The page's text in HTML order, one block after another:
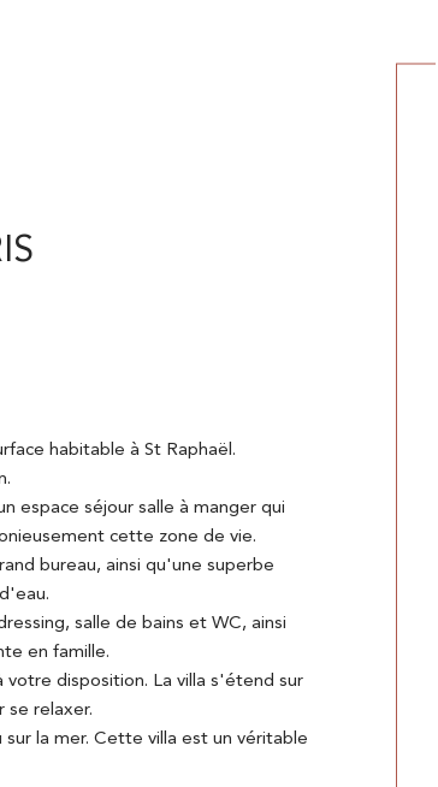
habitable à St Raphaël.
espace séjour salle à manger qui
cette zone de vie.
bureau, ainsi qu'une superbe
salle de bains et WC, ainsi
en famille.
disposition. La villa s'étend sur
se relaxer.
la mer. Cette villa est un véritable